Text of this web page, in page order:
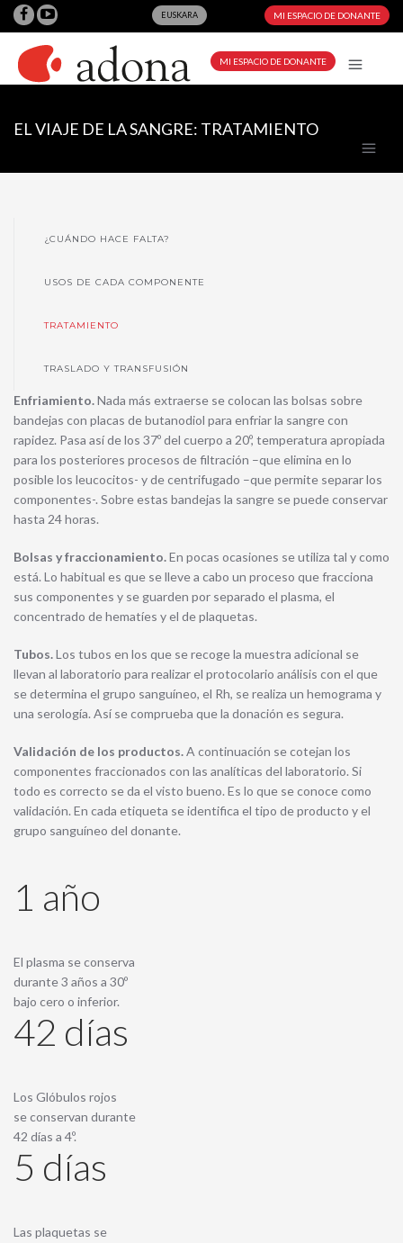
EUSKARA MI ESPACIO DE DONANTE
MI ESPACIO DE DONANTE
EL VIAJE DE LA SANGRE: TRATAMIENTO
¿CUÁNDO HACE FALTA?
USOS DE CADA COMPONENTE
TRATAMIENTO
TRASLADO Y TRANSFUSIÓN
Enfriamiento.Nada más extraerse se colocan las bolsas sobre
bandejas con placas de butanodiol para enfriar la sangre con
rapidez. Pasa así de los 37º del cuerpo a 20º, temperatura apropiada
para los posteriores procesos de filtración –que elimina en lo
posible los leucocitos- y de centrifugado –que permite separar los
componentes-. Sobre estas bandejas la sangre se puede conservar
hasta 24 horas.
Bolsas y fraccionamiento.En pocas ocasiones se utiliza tal y como
está. Lo habitual es que se lleve a cabo un proceso que fracciona
sus componentes y se guarden por separado el plasma, el
concentrado de hematíes y el de plaquetas.
Tubos.Los tubos en los que se recoge la muestra adicional se
llevan al laboratorio para realizar el protocolario análisis con el que
se determina el grupo sanguíneo, el Rh, se realiza un hemograma y
una serología. Así se comprueba que la donación es segura.
Validación de los productos.A continuación se cotejan los
componentes fraccionados con las analíticas del laboratorio. Si
todo es correcto se da el visto bueno. Es lo que se conoce como
validación. En cada etiqueta se identifica el tipo de producto y el
grupo sanguíneo del donante.
1 año
El plasma se conserva
durante 3 años a 30º
bajo cero o inferior.
42 días
Los Glóbulos rojos
se conservan durante
42 días a 4º.
5 días
Las plaquetas se